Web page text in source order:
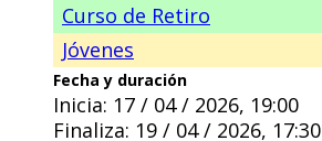
Curso de Retiro
Jóvenes
Fecha y duración
Inicia: 17 / 04 / 2026, 19:00
Finaliza: 19 / 04 / 2026, 17:30